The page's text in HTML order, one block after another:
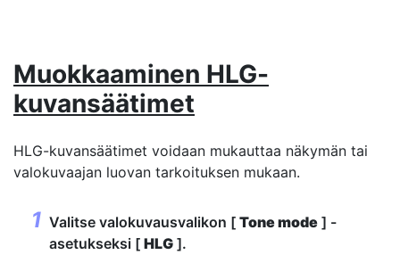
Muokkaaminen HLG-
kuvansäätimet
HLG-kuvansäätimet voidaan mukauttaa näkymän tai
valokuvaajan luovan tarkoituksen mukaan.
Valitse valokuvausvalikon [ Tone mode ] -
asetukseksi [ HLG ].